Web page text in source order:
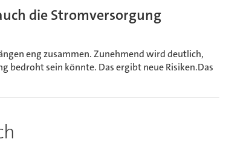
die Stromversorgung
eng zusammen. Zunehmend wird deutlich,
bedroht sein könnte. Das ergibt neue Risiken.Das